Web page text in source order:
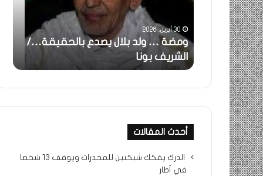
ولد بلال يصدع بالحقيقة…/
بونا
لكم
جميعا…/
الشيخ
الترادخاطرة : تحية تقدير
جميعا…/ الشيخ التراد
أحدث المقالات
الدرك يفكك شبكتين للمخدرات ويوقف 13 شخصا
في أطار